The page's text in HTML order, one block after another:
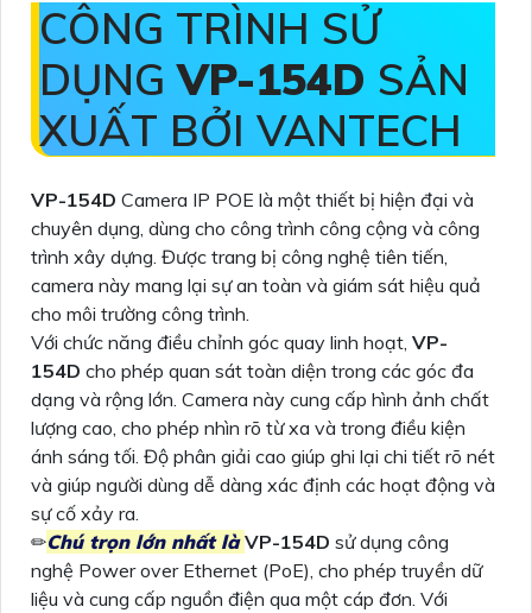
CÔNG TRÌNH SỬ
DỤNGVP-154D SẢN
XUẤT BỞI VANTECH
VP-154D Camera IP POE là một thiết bị hiện đại và
chuyên dụng, dùng cho công trình công cộng và công
trình xây dựng. Được trang bị công nghệ tiên tiến,
camera này mang lại sự an toàn và giám sát hiệu quả
cho môi trường công trình.
Với chức năng điều chỉnh góc quay linh hoạt, VP-
154D cho phép quan sát toàn diện trong các góc đa
dạng và rộng lớn. Camera này cung cấp hình ảnh chất
lượng cao, cho phép nhìn rõ từ xa và trong điều kiện
ánh sáng tối. Độ phân giải cao giúp ghi lại chi tiết rõ nét
và giúp người dùng dễ dàng xác định các hoạt động và
sự cố xảy ra.
✏Chú trọn lớn nhất làVP-154D sử dụng công
nghệ Power over Ethernet (PoE), cho phép truyền dữ
liệu và cung cấp nguồn điện qua một cáp đơn. Với